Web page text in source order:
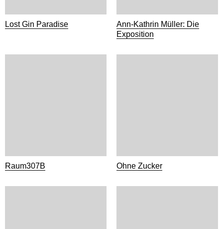
Lost Gin Paradise
Ann-Kathrin Müller: Die
Exposition
Raum307B Ohne Zucker